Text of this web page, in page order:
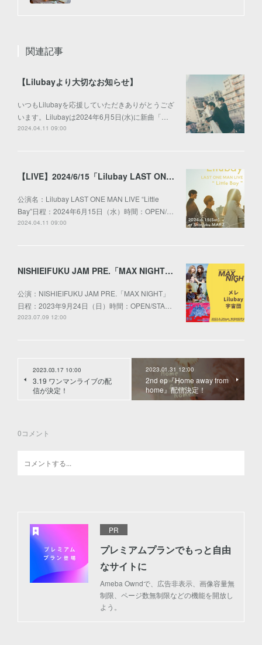
関連記事
【Lilubayより大切なお知らせ】
いつもLilubayを応援していただきありがとうござ
います。Lilubayは2024年6月5日(水)に新曲「…
2024.04.11 09:00
【LIVE】2024/6/15「Lilubay LAST ONE MAN LIVE “Little Bay”」」
公演名：Lilubay LAST ONE MAN LIVE “Little
Bay”日程：2024年6月15日（水）時間：OPEN/…
2024.04.11 09:00
NISHIEIFUKU JAM PRE.「MAX NIGHT」出演決定！
公演：NISHIEIFUKU JAM PRE.「MAX NIGHT」
日程：2023年9月24日（日）時間：OPEN/STA…
2023.07.09 12:00
2023.03.17 10:00
3.19 ワンマンライブの配
信が決定！
2023.01.31 12:00
2nd ep『Home away from
home』配信決定！
0コメント
PR
プレミアムプランでもっと自由
なサイトに
Ameba Owndで、広告非表示、画像容量無
制限、ページ数無制限などの機能を開放し
よう。